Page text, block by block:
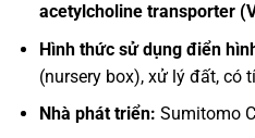
acetylcholine transporter
Hình thức sử dụng điển
(nursery box), xử lý đất, có
Nhà phát triển: Sumitomo